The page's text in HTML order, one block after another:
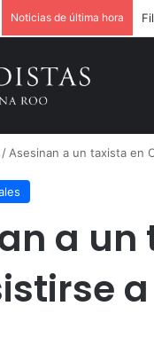
Noticias de última hora
/ Asesinan a un taxista en
a